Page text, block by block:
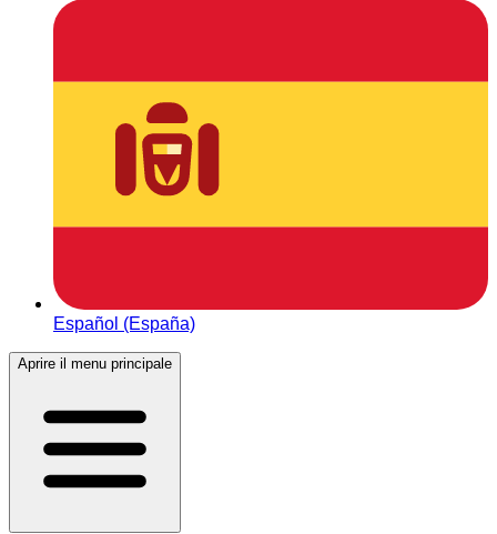
Español (España)
Aprire il menu principale